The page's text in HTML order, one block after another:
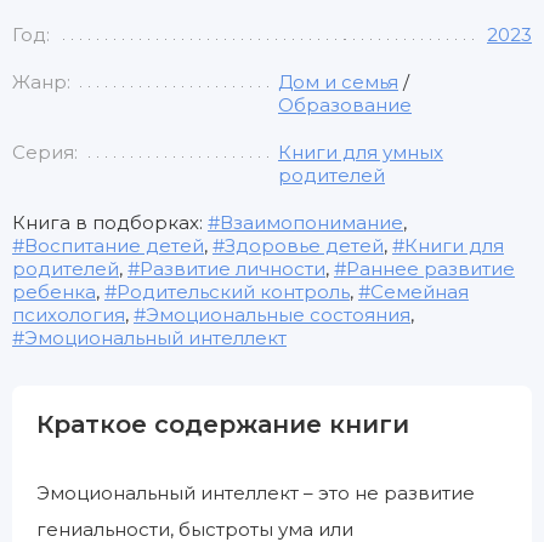
Год: 2023
Жанр: Дом и семья /
Образование
Серия:
Книги для умных
родителей
Книга в подборках: Взаимопонимание,
Воспитание детей, Здоровье детей,
Книги для
родителей, Развитие личности,
Раннее развитие
ребенка, Родительский контроль,
Семейная
психология, Эмоциональные состояния,
Эмоциональный интеллект
Краткое содержание книги
Эмоциональный интеллект – это не развитие
гениальности, быстроты ума или